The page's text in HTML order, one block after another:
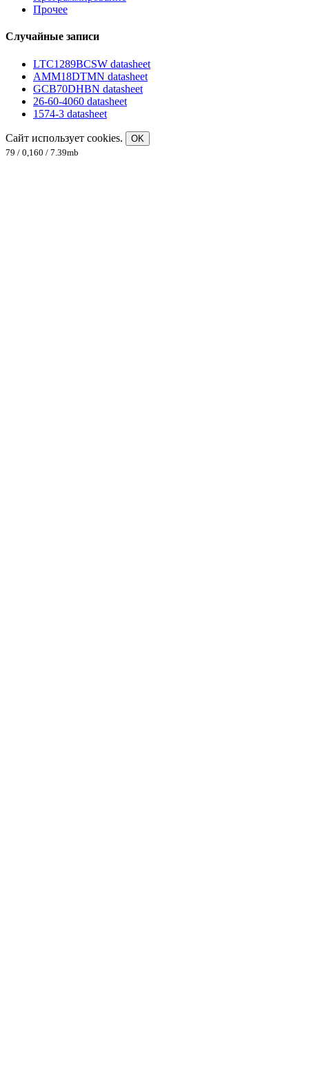
Прочее
Случайные записи
LTC1289BCSW datasheet
AMM18DTMN datasheet
GCB70DHBN datasheet
26-60-4060 datasheet
1574-3 datasheet
Сайт использует cookies.
OK
79 / 0,160 / 7.39mb